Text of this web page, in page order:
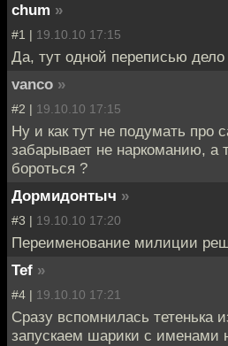
chum »
#1 | 19.10.10 17:15
Да, тут одной переписью
vanco »
#2 | 19.10.10 17:15
Ну и как тут не подумать про
забарывает не наркоманию, а
бороться ?
Дормидонтыч »
#3 | 19.10.10 17:20
Переименование милиции
Tef »
#4 | 19.10.10 17:21
Сразу вспомнилась тетенька
запускаем шарики с именами